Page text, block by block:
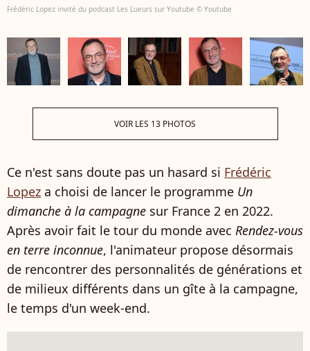
Frédéric Lopez invité du podcast Les Lueurs sur Youtube © Youtube
VOIR LES 13 PHOTOS
Ce n'est sans doute pas un hasard si Frédéric
Lopez a choisi de lancer le programme Un
dimanche à la campagne sur France 2 en 2022.
Après avoir fait le tour du monde avec Rendez-vous
en terre inconnue, l'animateur propose désormais
de rencontrer des personnalités de générations et
de milieux différents dans un gîte à la campagne,
le temps d'un week-end.